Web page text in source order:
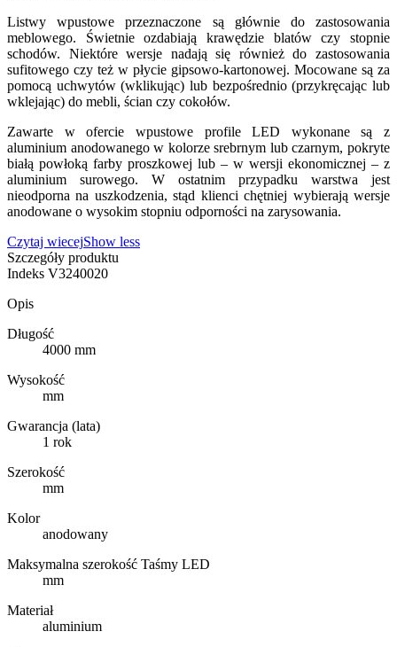
Listwy wpustowe przeznaczone są głównie do zastosowania
meblowego. Świetnie ozdabiają krawędzie blatów czy stopnie
schodów. Niektóre wersje nadają się również do zastosowania
sufitowego czy też w płycie gipsowo-kartonowej. Mocowane są za
pomocą uchwytów (wklikując) lub bezpośrednio (przykręcając lub
wklejając) do mebli, ścian czy cokołów.
Zawarte w ofercie wpustowe profile LED wykonane są z
aluminium anodowanego w kolorze srebrnym lub czarnym, pokryte
białą powłoką farby proszkowej lub – w wersji ekonomicznej – z
aluminium surowego. W ostatnim przypadku warstwa jest
nieodporna na uszkodzenia, stąd klienci chętniej wybierają wersje
anodowane o wysokim stopniu odporności na zarysowania.
Czytaj wiecejShow less
Szczegóły produktu
Indeks V3240020
Opis
Długość
4000 mm
Wysokość
mm
Gwarancja (lata)
1 rok
Szerokość
mm
Kolor
anodowany
Maksymalna szerokość Taśmy LED
mm
Materiał
aluminium